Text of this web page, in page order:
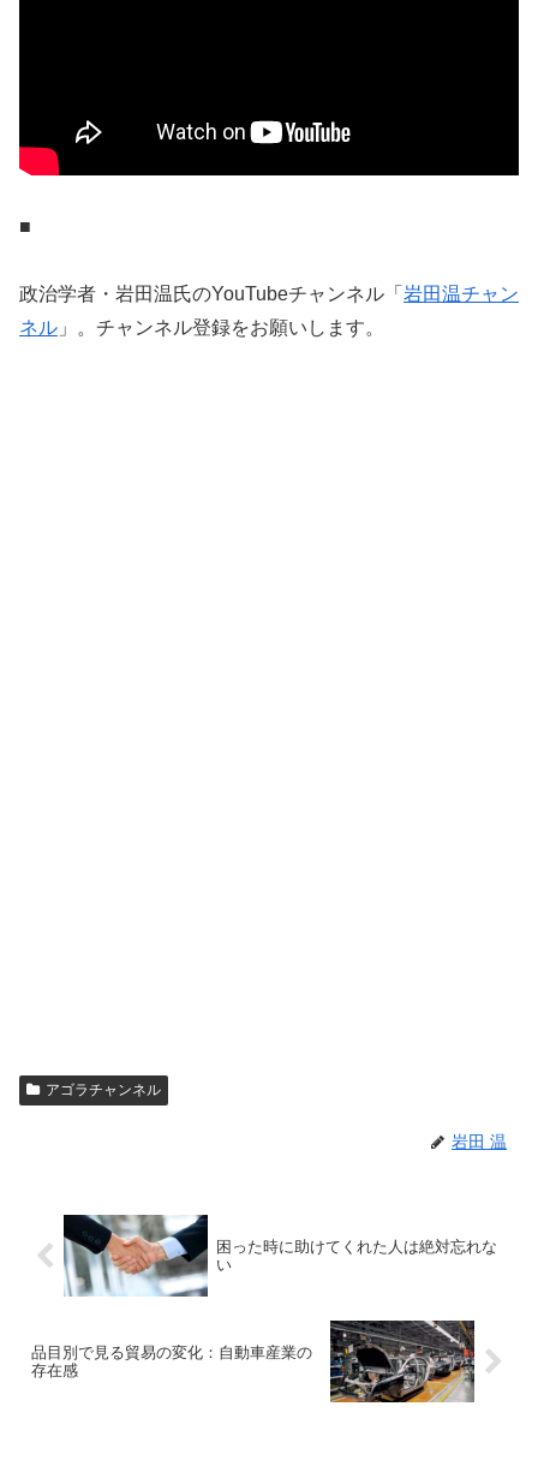
■
政治学者・岩田温氏のYouTubeチャンネル「 岩田温チャン
ネル 」。チャンネル登録をお願いします。
アゴラチャンネル
岩田 温
困った時に助けてくれた人は絶対忘れな
い
品目別で見る貿易の変化：自動車産業の
存在感